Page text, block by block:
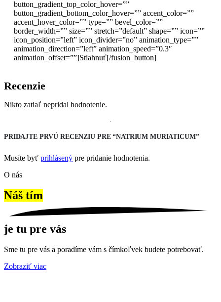
button_gradient_top_color_hover=””
button_gradient_bottom_color_hover=”” accent_color=””
accent_hover_color=”” type=”” bevel_color=””
border_width=”” size=”” stretch=”default” shape=”” icon=””
icon_position=”left” icon_divider=”no” animation_type=””
animation_direction=”left” animation_speed=”0.3″
animation_offset=””]Stiahnuť[/fusion_button]
Recenzie
Nikto zatiaľ nepridal hodnotenie.
PRIDAJTE PRVÚ RECENZIU PRE “NATRIUM MURIATICUM”
Musíte byť prihlásený pre pridanie hodnotenia.
O nás
Náš tím
je tu pre vás
Sme tu pre vás a poradíme vám s čímkoľvek budete potrebovať.
Zobraziť viac